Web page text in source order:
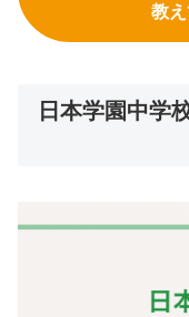
教
日本学園中学